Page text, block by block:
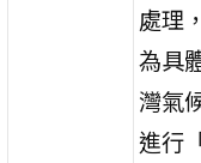
處理
為具
灣氣
進行